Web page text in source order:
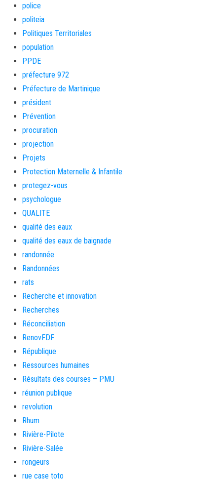
police
politeia
Politiques Territoriales
population
PPDE
préfecture 972
Préfecture de Martinique
président
Prévention
procuration
projection
Projets
Protection Maternelle & Infantile
protegez-vous
psychologue
QUALITE
qualité des eaux
qualité des eaux de baignade
randonnée
Randonnées
rats
Recherche et innovation
Recherches
Réconciliation
RenovFDF
République
Ressources humaines
Résultats des courses – PMU
réunion publique
revolution
Rhum
Rivière-Pilote
Rivière-Salée
rongeurs
rue case toto